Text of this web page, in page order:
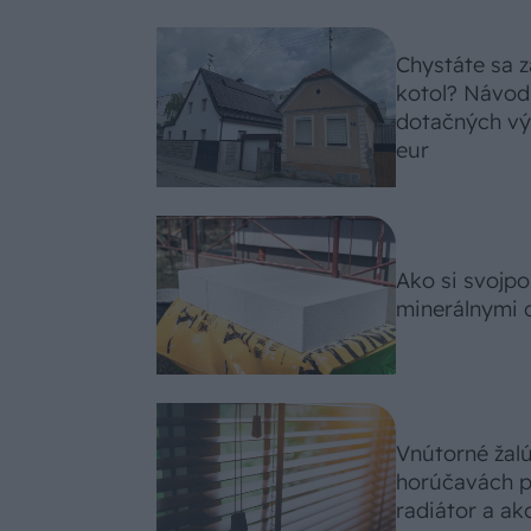
Chystáte sa
kotol?
dotačných
eur
Ako si
minerálnymi
Vnútorné
horúčavách
radiátor a